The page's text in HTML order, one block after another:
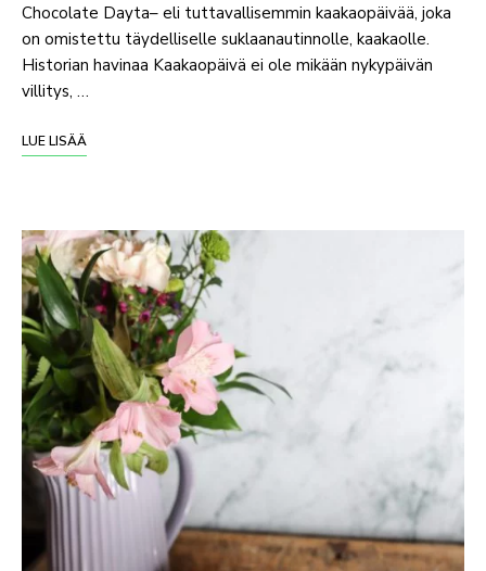
Chocolate Dayta– eli tuttavallisemmin kaakaopäivää, joka
on omistettu täydelliselle suklaanautinnolle, kaakaolle.
Historian havinaa Kaakaopäivä ei ole mikään nykypäivän
villitys, …
LUE LISÄÄ